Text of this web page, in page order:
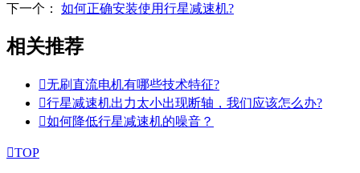
下一个： 如何正确安装使用行星减速机?
相关推荐
无刷直流电机有哪些技术特征?
行星减速机出力太小出现断轴，我们应该怎么办?
如何降低行星减速机的噪音？
TOP